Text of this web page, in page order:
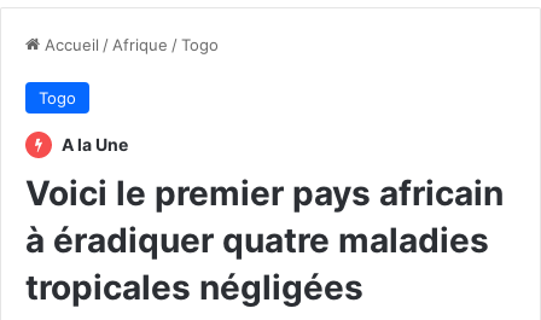
Accueil / Afrique /Togo
Togo
A la Une
Voici le premier pays africain
à éradiquer quatre maladies
tropicales négligées